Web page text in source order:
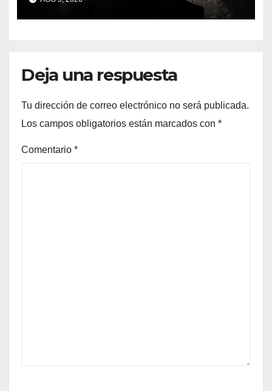
presentación literaria en
Bueu
Deja una respuesta
Tu dirección de correo electrónico no será publicada.
Los campos obligatorios están marcados con *
Comentario *